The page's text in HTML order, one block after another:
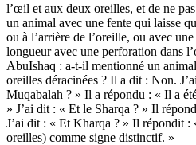
l’œil et aux deux oreilles, et de ne
un animal avec une fente qui laisse
ou à l’arrière de l’oreille, ou avec
longueur avec une perforation dans
AbuIshaq : a-t-il mentionné un
oreilles déracinées ? Il a dit : Non.
Muqabalah ? » Il a répondu : « Il a
» J’ai dit : « Et le Sharqa ? » Il
J’ai dit : « Et Kharqa ? » Il répondit :
oreilles) comme signe distinctif. »